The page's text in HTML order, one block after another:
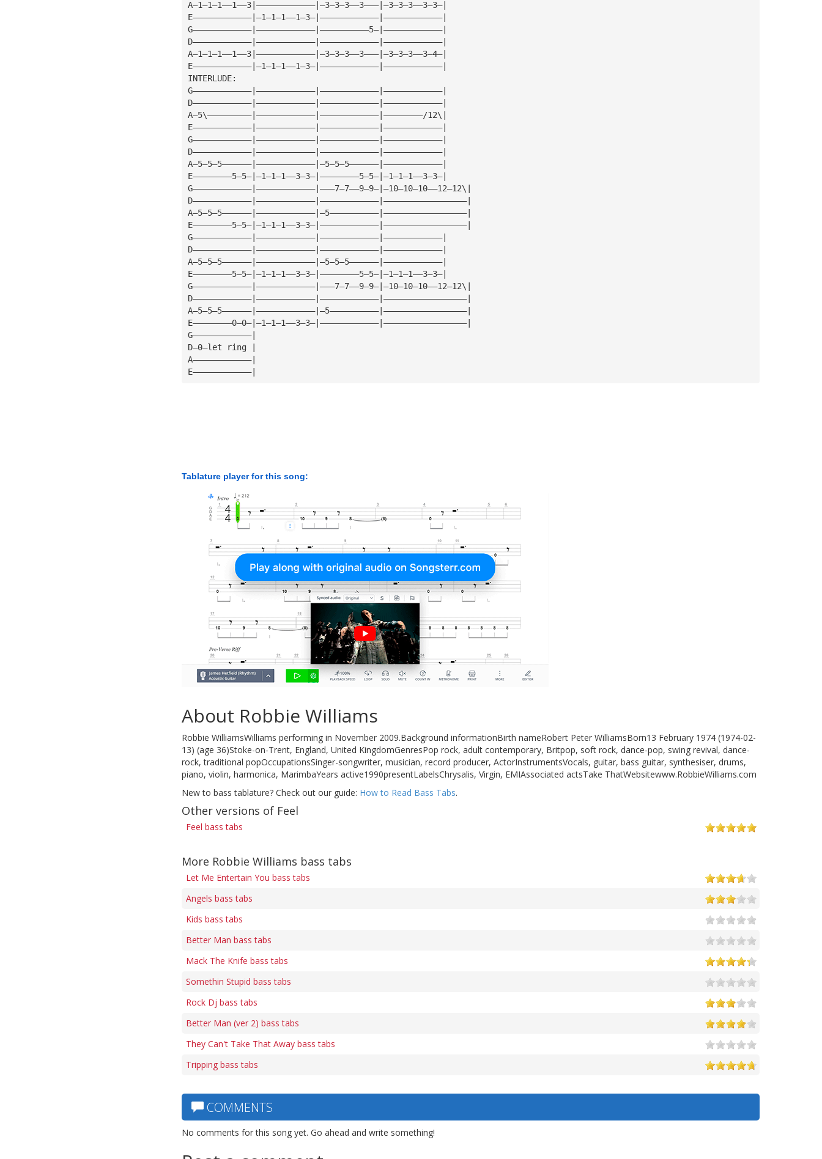
A—1—1—1——1——3|————————————|—3—3—3——3———|—3—3—3——3—3—|
E————————————|—1—1—1——1—3—|————————————|————————————|
G————————————|————————————|——————————5—|————————————|
D————————————|————————————|————————————|————————————|
A—1—1—1——1——3|————————————|—3—3—3——3———|—3—3—3——3—4—|
E————————————|—1—1—1——1—3—|————————————|————————————|
INTERLUDE:
G————————————|————————————|————————————|————————————|
D————————————|————————————|————————————|————————————|
A—5\—————————|————————————|————————————|————————/12\|
E————————————|————————————|————————————|————————————|
G————————————|————————————|————————————|————————————|
D————————————|————————————|————————————|————————————|
A—5—5—5——————|————————————|—5—5—5——————|————————————|
E————————5—5—|—1—1—1——3—3—|————————5—5—|—1—1—1——3—3—|
G————————————|————————————|———7—7——9—9—|—10—10—10——12—12\|
D————————————|————————————|————————————|—————————————————|
A—5—5—5——————|————————————|—5——————————|—————————————————|
E————————5—5—|—1—1—1——3—3—|————————————|—————————————————|
G————————————|————————————|————————————|————————————|
D————————————|————————————|————————————|————————————|
A—5—5—5——————|————————————|—5—5—5——————|————————————|
E————————5—5—|—1—1—1——3—3—|————————5—5—|—1—1—1——3—3—|
G————————————|————————————|———7—7——9—9—|—10—10—10——12—12\|
D————————————|————————————|————————————|—————————————————|
A—5—5—5——————|————————————|—5——————————|—————————————————|
E————————0—0—|—1—1—1——3—3—|————————————|—————————————————|
G————————————|
D—0—let ring |
A————————————|
E————————————|
Tablature player for this song:
About Robbie Williams
Robbie WilliamsWilliams performing in November 2009.Background informationBirth nameRobert Peter WilliamsBorn13 February 1974 (1974-02-
13) (age 36)Stoke-on-Trent, England, United KingdomGenresPop rock, adult contemporary, Britpop, soft rock, dance-pop, swing revival, dance-
rock, traditional popOccupationsSinger-songwriter, musician, record producer, ActorInstrumentsVocals, guitar, bass guitar, synthesiser, drums,
piano, violin, harmonica, MarimbaYears active1990presentLabelsChrysalis, Virgin, EMIAssociated actsTake ThatWebsitewww.RobbieWilliams.com
New to bass tablature? Check out our guide: How to Read Bass Tabs.
Other versions of Feel
Feel bass tabs
More Robbie Williams bass tabs
Let Me Entertain You bass tabs
Angels bass tabs
Kids bass tabs
Better Man bass tabs
Mack The Knife bass tabs
Somethin Stupid bass tabs
Rock Dj bass tabs
Better Man (ver 2) bass tabs
They Can't Take That Away bass tabs
Tripping bass tabs
COMMENTS
No comments for this song yet. Go ahead and write something!